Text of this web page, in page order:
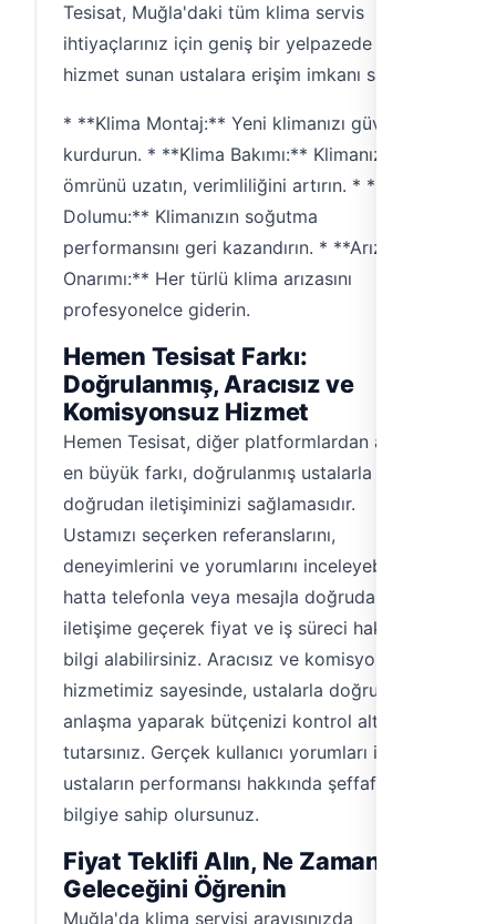
Tesisat, Muğla'daki tüm klima servis
ihtiyaçlarınız için geniş bir yelpazede
hizmet sunan ustalara erişim imkanı sağlar.
* **Klima Montaj:** Yeni klimanızı güvenle
kurdurun. * **Klima Bakımı:** Klimanızın
ömrünü uzatın, verimliliğini artırın. * **Gaz
Dolumu:** Klimanızın soğutma
performansını geri kazandırın. * **Arıza
Onarımı:** Her türlü klima arızasını
profesyonelce giderin.
Hemen Tesisat Farkı:
Doğrulanmış, Aracısız ve
Komisyonsuz Hizmet
Hemen Tesisat, diğer platformlardan ayrılan
en büyük farkı, doğrulanmış ustalarla
doğrudan iletişiminizi sağlamasıdır.
Ustamızı seçerken referanslarını,
deneyimlerini ve yorumlarını inceleyebilir,
hatta telefonla veya mesajla doğrudan
iletişime geçerek fiyat ve iş süreci hakkında
bilgi alabilirsiniz. Aracısız ve komisyonsuz
hizmetimiz sayesinde, ustalarla doğrudan
anlaşma yaparak bütçenizi kontrol altında
tutarsınız. Gerçek kullanıcı yorumları ile
ustaların performansı hakkında şeffaf bir
bilgiye sahip olursunuz.
Fiyat Teklifi Alın, Ne Zaman
Geleceğini Öğrenin
Muğla'da klima servisi arayışınızda